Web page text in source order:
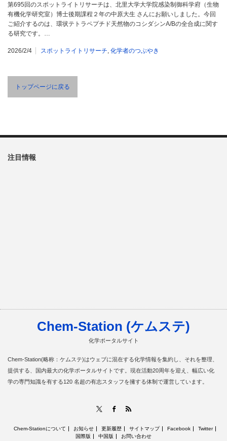
第695回のスポットライトリサーチは、北里大学大学院感染制御科学府（生物
有機化学研究室）博士後期課程２年の中原大生 さんにお願いしました。今回
ご紹介するのは、環状テトラペプチド天然物のコシダシンA/Bの全合成に関す
る研究です。…
2026/2/4 スポットライトリサーチ, 化学者のつぶやき
トップページに戻る
注目情報
Chem-Station (ケムステ)
化学ポータルサイト
Chem-Station(略称：ケムステ)はウェブに混在する化学情報を集約し、それを整理、
提供する、国内最大の化学ポータルサイトです。現在活動20周年を迎え、幅広い化
学の専門知識を有する120 名超の有志スタッフを擁する体制で運営しています。
Facebook
Chem-Stationについて お知らせ 更新履歴 サイトマップ Facebook
Twitter
国際版
中国版 お問い合わせ